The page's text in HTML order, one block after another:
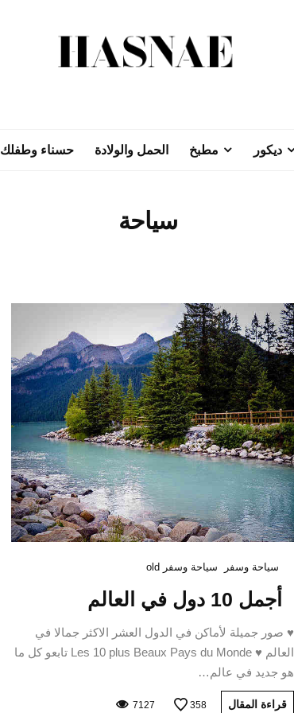
ديكور مطبخ الحمل والولادة حسناء وطفلك
سياحة
سياحة وسفر سياحة وسفر old
أجمل 10 دول في العالم
♥ صور جميلة لأماكن في الدول العشر الاكثر جمالا في
العالم ♥ Les 10 plus Beaux Pays du Monde تابعو كل ما
هو جديد في عالم…
قراءة المقال 358
7127